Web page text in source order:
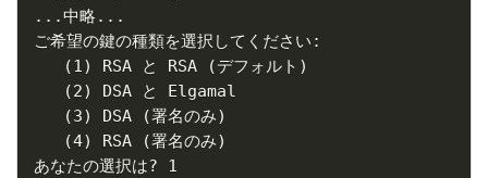
.. .中略 .. .
ご希望の鍵の種類を選択してください:
(1) RSA と RSA (デフォルト )
(2)
DSA と Elgamal
(3) DSA (署名のみ)
(4) RSA (署名のみ)
あなたの選択は? 1